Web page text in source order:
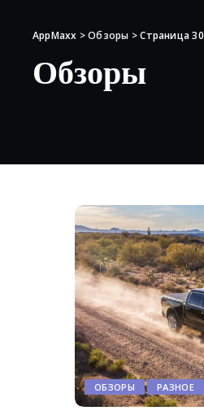
AppMaxx >Обзоры >Страница 30
Обзоры
ОБЗОРЫ РАЗНОЕ